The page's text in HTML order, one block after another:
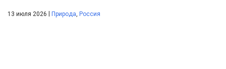
13 июля 2026 Природа, Россия